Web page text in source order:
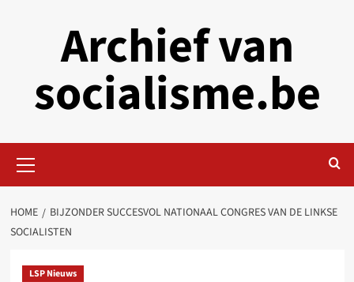
Archief van
socialisme.be
Menu
HOME
BIJZONDER SUCCESVOL NATIONAAL CONGRES VAN DE LINKSE
SOCIALISTEN
LSP Nieuws